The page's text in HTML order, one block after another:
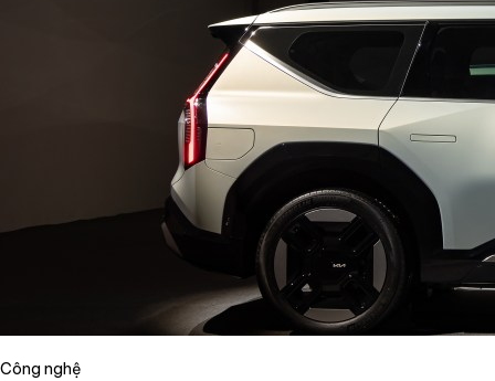
Công nghệ